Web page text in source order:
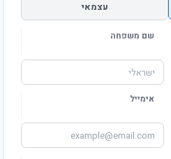
עצמאי
שם משפחה
אימייל